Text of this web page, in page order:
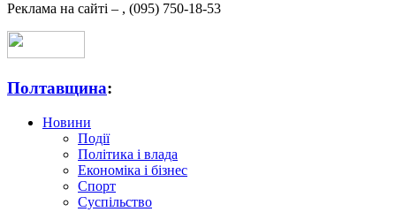
Реклама на сайті – , (095) 750-18-53
Полтавщина:
Новини
Події
Політика і влада
Економіка і бізнес
Спорт
Суспільство